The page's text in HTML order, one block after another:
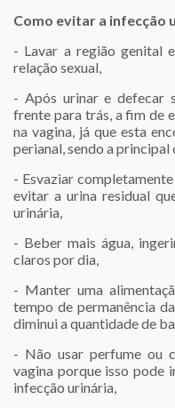
Como evitar a infecção
- Lavar a região genital
relação sexual,
- Após urinar e defecar
frente para trás, a fim de
na vagina, já que esta
perianal, sendo a
- Esvaziar
evitar a urina residual
urinária,
- Beber mais água,
claros por dia,
- Manter uma
tempo de permanência
diminui a quantidade de
- Não usar perfume ou
vagina porque isso pode
infecção urinária,